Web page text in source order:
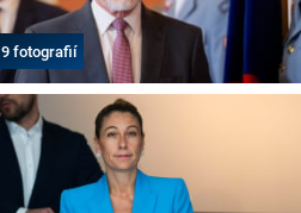
9 fotografií